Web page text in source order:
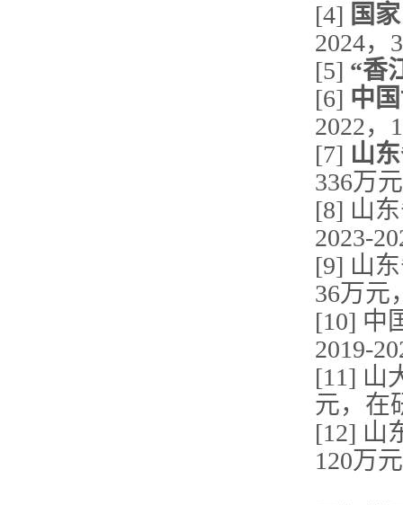
[4] 国
2024，
[5] “香
[6] 中
2022，
[7] 山
336万
[8] 山
2023-
[9] 山
36万元
[10] 中
2019-
[11] 山
元，在
[12] 山
120万